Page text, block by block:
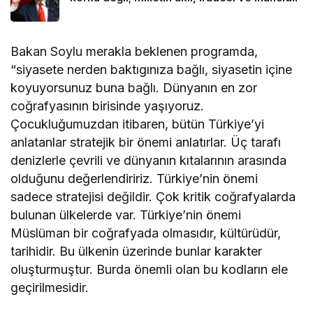
Bakan Soylu merakla beklenen programda,
“siyasete nerden baktıgınıza bağlı, siyasetin içine
koyuyorsunuz buna bağlı. Dünyanın en zor
coğrafyasının birisinde yaşıyoruz.
Çocukluğumuzdan itibaren, bütün Türkiye’yi
anlatanlar stratejik bir önemi anlatırlar. Üç tarafı
denizlerle çevrili ve dünyanın kıtalarının arasında
olduğunu değerlendiririz. Türkiye’nin önemi
sadece stratejisi değildir. Çok kritik coğrafyalarda
bulunan ülkelerde var. Türkiye’nin önemi
Müslüman bir coğrafyada olmasıdır, kültürüdür,
tarihidir. Bu ülkenin üzerinde bunlar karakter
oluşturmuştur. Burda önemli olan bu kodların ele
geçirilmesidir.